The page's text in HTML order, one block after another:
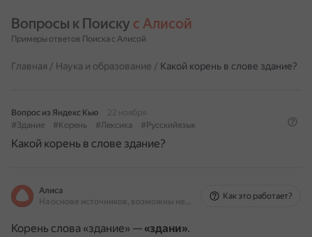
Вопросы к Поиску с Алисой
Примеры ответов Поиска с Алисой
Главная / Наука и образование / Какой корень в слове здание?
Вопрос из Яндекс Кью
22 ноября
#Здание
#Корень #Лексика #Русскийязык
Какой корень в слове здание?
Алиса
На основе источников, возможны неточности
Как это работает?
Корень слова «здание» —«здани».